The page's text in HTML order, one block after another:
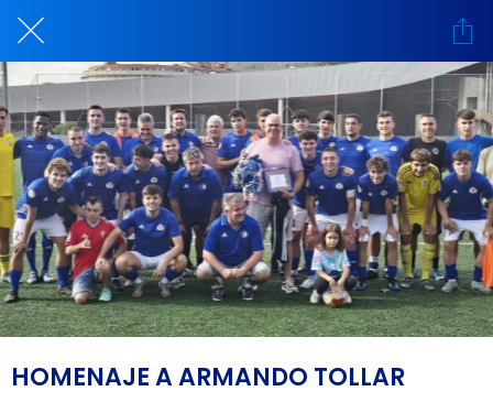
HOMENAJE A ARMANDO TOLLAR